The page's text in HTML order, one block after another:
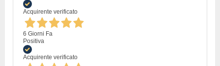
Acquirente verificato
6 Giorni Fa
Positiva
Acquirente verificato